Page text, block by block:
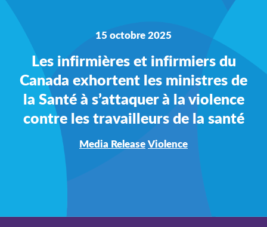
15 octobre 2025
Les infirmières et infirmiers du
Canada exhortent les ministres de
la Santé à s’attaquer à la violence
contre les travailleurs de la santé
Media ReleaseViolence